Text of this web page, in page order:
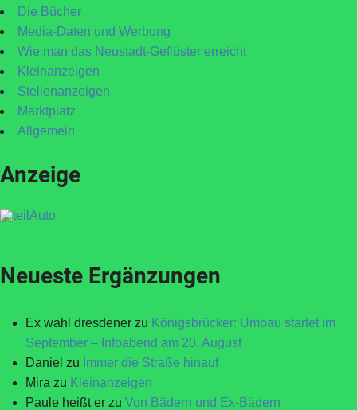
Die Bücher
Media-Daten und Werbung
Wie man das Neustadt-Geflüster erreicht
Kleinanzeigen
Stellenanzeigen
Marktplatz
Allgemein
Anzeige
Neueste Ergänzungen
Ex wahl dresdener zu Königsbrücker: Umbau startet im
September – Infoabend am 20. August
Daniel zu Immer die Straße hinauf
Mira zu Kleinanzeigen
Paule heißt er zu Von Bädern und Ex-Bädern